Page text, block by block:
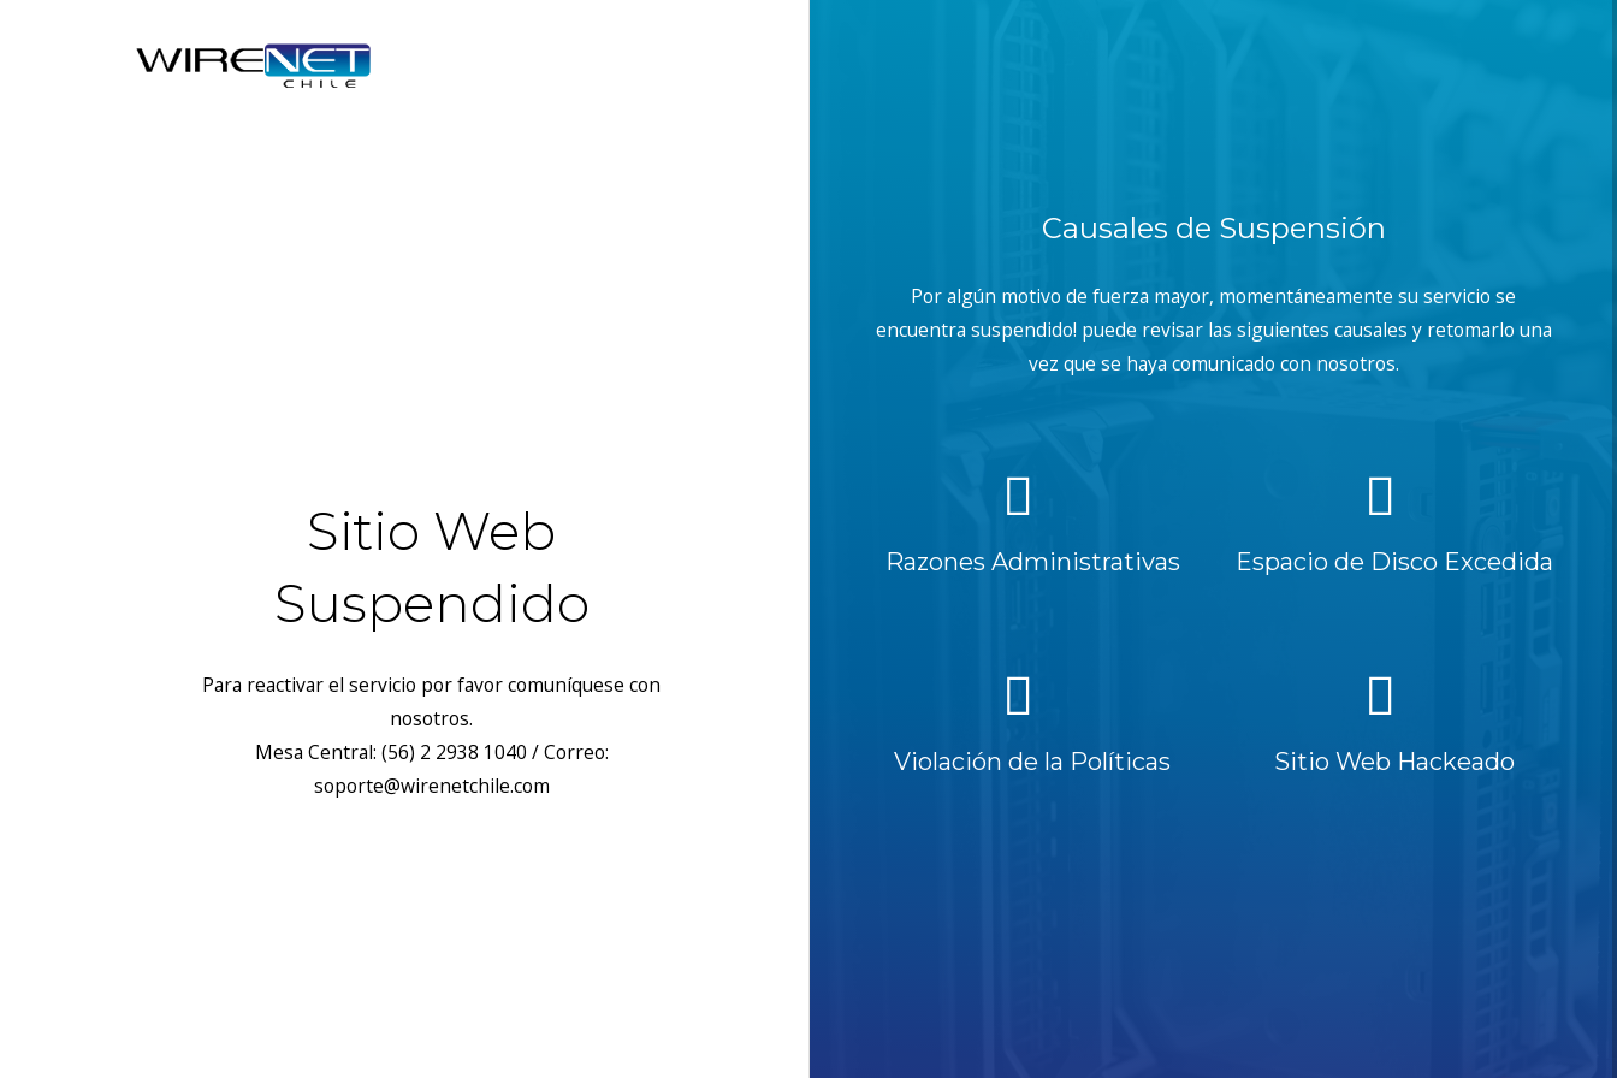
Sitio Web
Suspendido
Para reactivar el servicio por favor comuníquese con
nosotros.
Mesa Central: (56) 2 2938 1040 / Correo:
soporte@wirenetchile.com
Causales de Suspensión
Por algún motivo de fuerza mayor, momentáneamente su servicio se
encuentra suspendido! puede revisar las siguientes causales y retomarlo una
vez que se haya comunicado con nosotros.
Razones Administrativas Espacio de Disco Excedida
Violación de la Políticas Sitio Web Hackeado